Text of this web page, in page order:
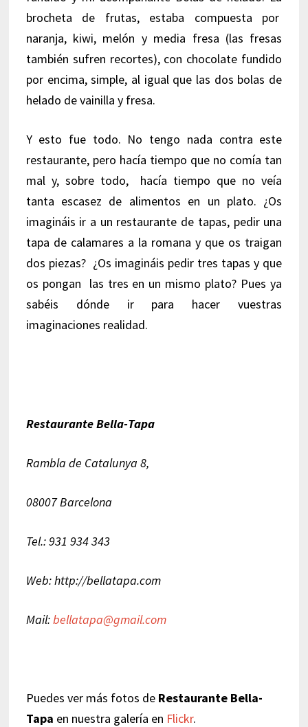
brocheta de frutas, estaba compuesta por
naranja, kiwi, melón y media fresa (las fresas
también sufren recortes), con chocolate fundido
por encima, simple, al igual que las dos bolas de
helado de vainilla y fresa.
Y esto fue todo. No tengo nada contra este
restaurante, pero hacía tiempo que no comía tan
mal y, sobre todo, hacía tiempo que no veía
tanta escasez de alimentos en un plato. ¿Os
imagináis ir a un restaurante de tapas, pedir una
tapa de calamares a la romana y que os traigan
dos piezas? ¿Os imagináis pedir tres tapas y que
os pongan las tres en un mismo plato? Pues ya
sabéis dónde ir para hacer vuestras
imaginaciones realidad.
Restaurante Bella-Tapa
Rambla de Catalunya 8,
08007 Barcelona
Tel.: 931 934 343
Web: http://bellatapa.com
Mail:bellatapa@gmail.com
Puedes ver más fotos de Restaurante Bella-
Tapa en nuestra galería en Flickr.